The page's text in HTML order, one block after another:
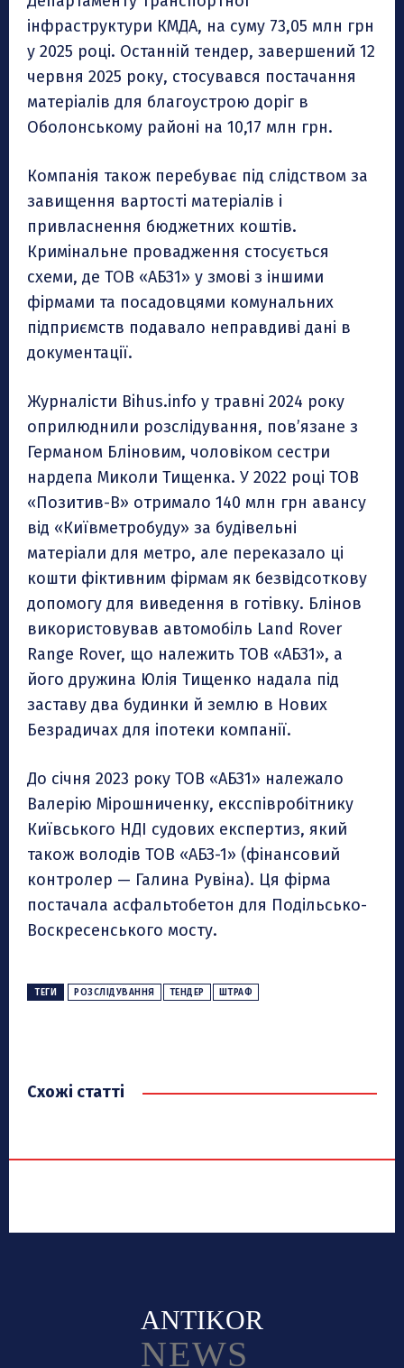
інфраструктури КМДА, на суму 73,05 млн грн
у 2025 році. Останній тендер, завершений 12
червня 2025 року, стосувався постачання
матеріалів для благоустрою доріг в
Оболонському районі на 10,17 млн грн.
Компанія також перебуває під слідством за
завищення вартості матеріалів і
привласнення бюджетних коштів.
Кримінальне провадження стосується
схеми, де ТОВ «АБЗ1» у змові з іншими
фірмами та посадовцями комунальних
підприємств подавало неправдиві дані в
документації.
Журналісти Bihus.info у травні 2024 року
оприлюднили розслідування, пов’язане з
Германом Бліновим, чоловіком сестри
нардепа Миколи Тищенка. У 2022 році ТОВ
«Позитив-В» отримало 140 млн грн авансу
від «Київметробуду» за будівельні
матеріали для метро, але переказало ці
кошти фіктивним фірмам як безвідсоткову
допомогу для виведення в готівку. Блінов
використовував автомобіль Land Rover
Range Rover, що належить ТОВ «АБЗ1», а
його дружина Юлія Тищенко надала під
заставу два будинки й землю в Нових
Безрадичах для іпотеки компанії.
До січня 2023 року ТОВ «АБЗ1» належало
Валерію Мірошниченку, ексспівробітнику
Київського НДІ судових експертиз, який
також володів ТОВ «АБЗ-1» (фінансовий
контролер — Галина Рувіна). Ця фірма
постачала асфальтобетон для Подільсько-
Воскресенського мосту.
ТЕГИ РОЗСЛІДУВАННЯ ТЕНДЕР ШТРАФ
Схожі статті
ANTIKOR
NEWS